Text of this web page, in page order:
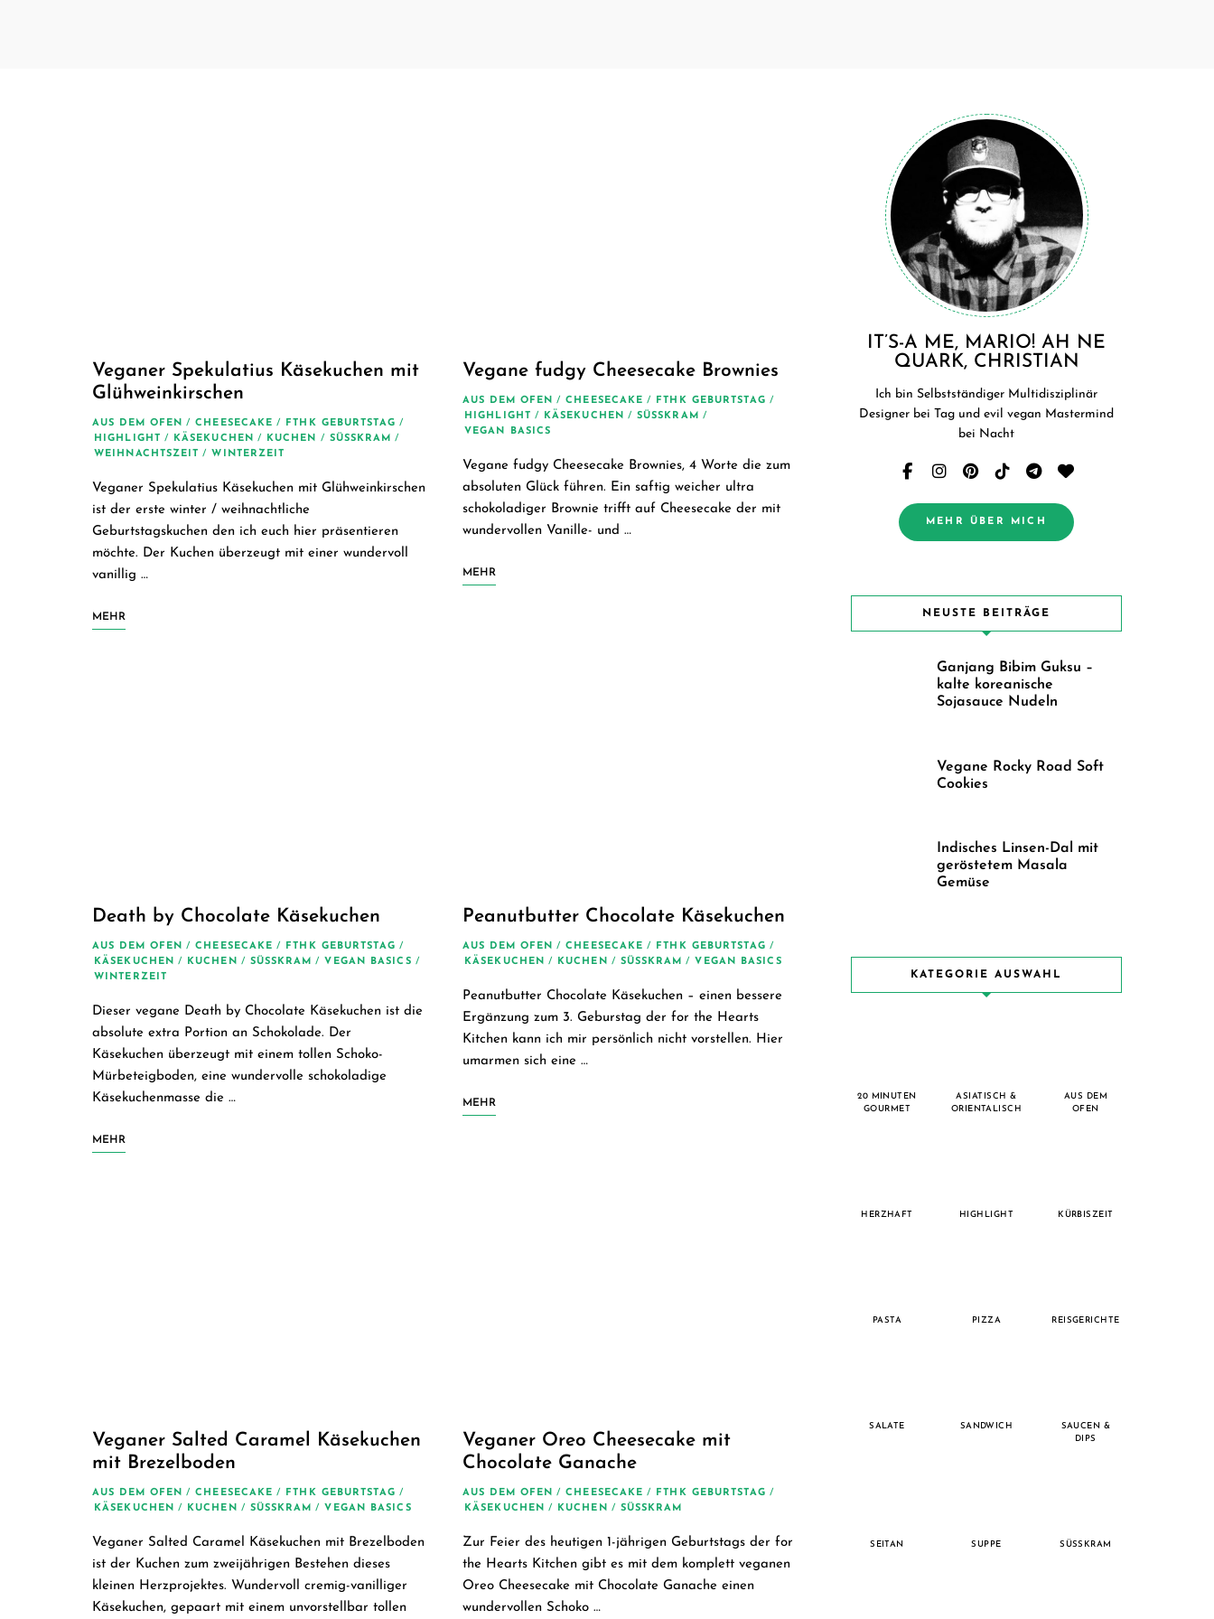
Rezepte
für
jeden
Tag
Veganer Spekulatius Käsekuchen mit
Glühweinkirschen
AUS DEM OFEN / CHEESECAKE / FTHK GEBURTSTAG /
HIGHLIGHT / KÄSEKUCHEN / KUCHEN / SÜSSKRAM
/
WEIHNACHTSZEIT / WINTERZEIT
Veganer Spekulatius Käsekuchen mit Glühweinkirschen
ist der erste winter / weihnachtliche
Geburtstagskuchen den ich euch hier präsentieren
möchte. Der Kuchen überzeugt mit einer wundervoll
vanillig …
MEHR
Vegane fudgy Cheesecake Brownies
AUS DEM OFEN / CHEESECAKE / FTHK GEBURTSTAG /
HIGHLIGHT / KÄSEKUCHEN / SÜSSKRAM
/
VEGAN BASICS
Vegane fudgy Cheesecake Brownies, 4 Worte die zum
absoluten Glück führen. Ein saftig weicher ultra
schokoladiger Brownie trifft auf Cheesecake der mit
wundervollen Vanille- und …
MEHR
Death by Chocolate Käsekuchen
AUS DEM OFEN / CHEESECAKE / FTHK GEBURTSTAG /
KÄSEKUCHEN / KUCHEN / SÜSSKRAM / VEGAN BASICS /
WINTERZEIT
Dieser vegane Death by Chocolate Käsekuchen ist die
absolute extra Portion an Schokolade. Der
Käsekuchen überzeugt mit einem tollen Schoko-
Mürbeteigboden, eine wundervolle schokoladige
Käsekuchenmasse die …
MEHR
Peanutbutter Chocolate Käsekuchen
AUS DEM OFEN / CHEESECAKE / FTHK GEBURTSTAG /
KÄSEKUCHEN / KUCHEN / SÜSSKRAM / VEGAN BASICS
Peanutbutter Chocolate Käsekuchen – einen bessere
Ergänzung zum 3. Geburstag der for the Hearts
Kitchen kann ich mir persönlich nicht vorstellen. Hier
umarmen sich eine …
MEHR
Veganer Salted Caramel Käsekuchen
mit Brezelboden
AUS DEM OFEN / CHEESECAKE / FTHK GEBURTSTAG /
KÄSEKUCHEN / KUCHEN / SÜSSKRAM / VEGAN BASICS
Veganer Salted Caramel Käsekuchen mit Brezelboden
ist der Kuchen zum zweijährigen Bestehen dieses
kleinen Herzprojektes. Wundervoll cremig-vanilliger
Käsekuchen, gepaart mit einem unvorstellbar tollen
Veganer Oreo Cheesecake mit
Chocolate Ganache
AUS DEM OFEN / CHEESECAKE / FTHK GEBURTSTAG /
KÄSEKUCHEN / KUCHEN / SÜSSKRAM
Zur Feier des heutigen 1-jährigen Geburtstags der for
the Hearts Kitchen gibt es mit dem komplett veganen
Oreo Cheesecake mit Chocolate Ganache einen
wundervollen Schoko …
IT’S-A ME, MARIO! AH NE
QUARK, CHRISTIAN
Ich bin Selbstständiger Multidisziplinär
Designer bei Tag und evil vegan Mastermind
bei Nacht
MEHR ÜBER MICH
NEUSTE BEITRÄGE
Ganjang Bibim Guksu –
kalte koreanische
Sojasauce Nudeln
Vegane Rocky Road Soft
Cookies
Indisches Linsen-Dal mit
geröstetem Masala
Gemüse
KATEGORIE AUSWAHL
20 MINUTEN
GOURMET
ASIATISCH &
ORIENTALISCH
AUS DEM
OFEN
HERZHAFT HIGHLIGHT KÜRBISZEIT
PASTA PIZZA REISGERICHTE
SALATE SANDWICH
SAUCEN &
DIPS
SEITAN SUPPE SÜSSKRAM